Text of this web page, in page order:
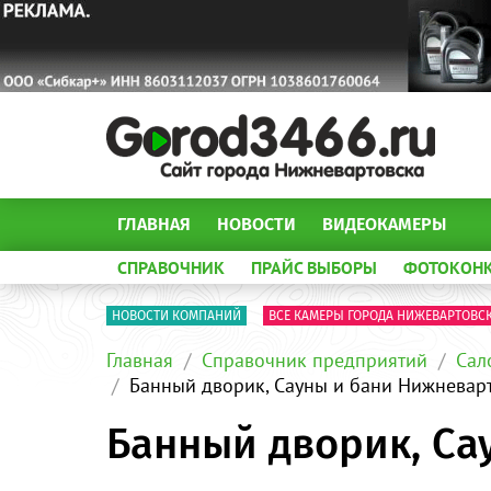
ГЛАВНАЯ НОВОСТИ ВИДЕОКАМЕРЫ
СПРАВОЧНИК ПРАЙС ВЫБОРЫ
НОВОСТИ КОМПАНИЙ ВСЕ КАМЕРЫ ГОРОДА
Главная Справочник предприятий
Банный дворик, Сауны и бани
Банный дворик,